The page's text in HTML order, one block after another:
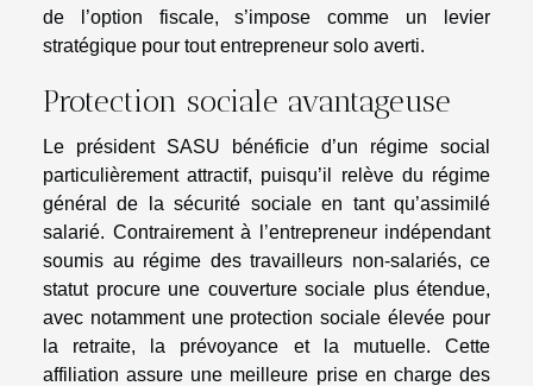
de l’option fiscale, s’impose comme un levier
stratégique pour tout entrepreneur solo averti.
Protection sociale avantageuse
Le président SASU bénéficie d’un régime social
particulièrement attractif, puisqu’il relève du régime
général de la sécurité sociale en tant qu’assimilé
salarié. Contrairement à l’entrepreneur indépendant
soumis au régime des travailleurs non-salariés, ce
statut procure une couverture sociale plus étendue,
avec notamment une protection sociale élevée pour
la retraite, la prévoyance et la mutuelle. Cette
affiliation assure une meilleure prise en charge des